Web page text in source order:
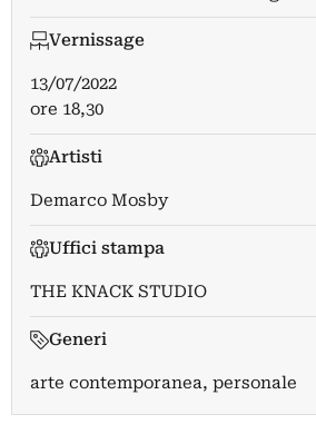
Vernissage
13/07/2022
ore 18,30
Artisti
Demarco Mosby
Uffici stampa
THE KNACK STUDIO
Generi
arte contemporanea, personale